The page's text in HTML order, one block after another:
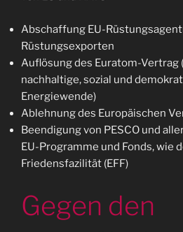
Abschaffung EU-
Rüstungsexporten
Auflösung des Euratom-Vertrag
nachhaltige, sozial und
Energiewende)
Ablehnung des Europäischen
Beendigung von PESCO und
EU-Programme und Fonds, wie
Friedensfazilität (EFF)
Gegen den